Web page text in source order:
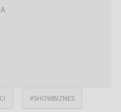
#SHOWBIZNES